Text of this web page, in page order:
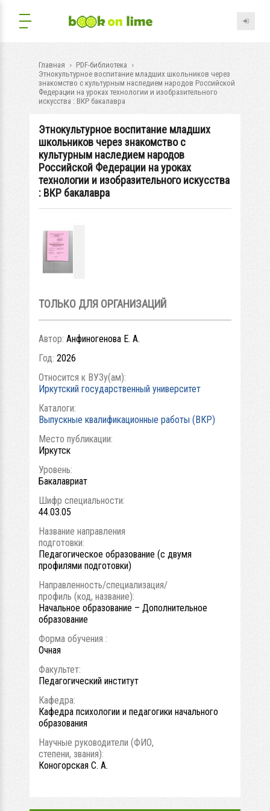
Главная
PDF-библиотека
Этнокультурное воспитание младших школьников через
знакомство с культурным наследием народов Российской
Федерации на уроках технологии и изобразительного
искусства : ВКР бакалавра
Этнокультурное воспитание младших
школьников через знакомство с
культурным наследием народов
Российской Федерации на уроках
технологии и изобразительного искусства
: ВКР бакалавра
ТОЛЬКО ДЛЯ ОРГАНИЗАЦИЙ
Автор: Анфиногенова Е. А.
Год: 2026
Относится к ВУЗу(ам):
Иркутский государственный университет
Каталоги:
Выпускные квалификационные работы (ВКР)
Место публикации:
Иркутск
Уровень:
Бакалавриат
Шифр специальности:
44.03.05
Название направления
подготовки:
Педагогическое образование (с двумя
профилями подготовки)
Направленность/специализация/
профиль (код, название):
Начальное образование – Дополнительное
образование
Форма обучения :
Очная
Факультет:
Педагогический институт
Кафедра:
Кафедра психологии и педагогики начального
образования
Научные руководители (ФИО,
степени, звания):
Коногорская С. А.